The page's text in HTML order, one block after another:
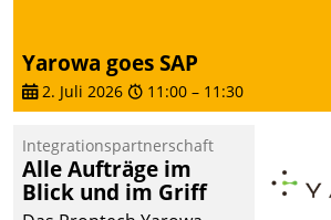
Yarowa goes SAP
2. Juli 2026 11:00 – 11:30
Integrationspartnerschaft
Alle Aufträge im
Blick und im Griff